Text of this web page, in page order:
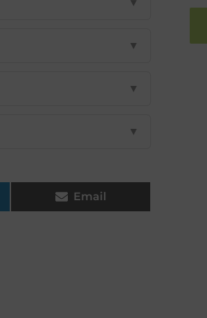
▼
▼
▼
Email